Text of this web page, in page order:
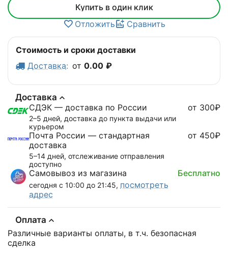
Купить в один клик
Отложить
Сравнить
Стоимость и сроки доставки
Доставка: от 0.00 ₽
Доставка
СДЭК — доставка по России
2–5 дней, доставка до пункта выдачи или
курьером
от 300₽
Почта России — стандартная
доставка
5–14 дней, отслеживание отправления
доступно
от 450₽
Самовывоз из магазина
сегодня с 10:00 до 21:45, посмотреть
адрес
Бесплатно
Оплата
Различные варианты оплаты, в т.ч. безопасная
сделка